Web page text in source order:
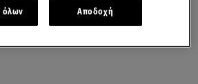
όλων Αποδοχή